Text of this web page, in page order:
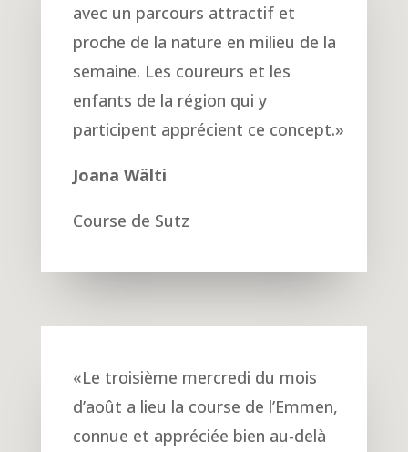
avec un parcours attractif et
proche de la nature en milieu de la
semaine. Les coureurs et les
enfants de la région qui y
participent apprécient ce concept.»
Joana Wälti
Course de Sutz
«Le troisième mercredi du mois
d’août a lieu la course de l’Emmen,
connue et appréciée bien au-delà